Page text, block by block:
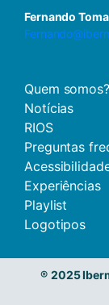
Fernando
Quem somos?
Notícias
RIOS
Preguntas
Experiências
Playlist
Logotipos
® 2025